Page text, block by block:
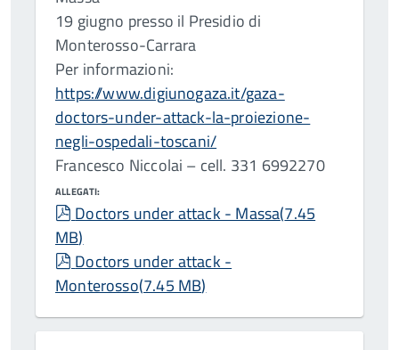
19 giugno presso il Presidio di
Monterosso-Carrara
Per informazioni:
https://www.digiunogaza.it/gaza-
doctors-under-attack-la-proiezione-
negli-ospedali-toscani/
Francesco Niccolai – cell. 331 6992270
ALLEGATI:
pdf
Doctors under attack - Massa(7.45
MB)
pdf
Doctors under attack -
Monterosso(7.45 MB)